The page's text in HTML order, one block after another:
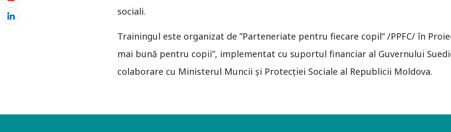
sociali.
Trainingul este organizat de ”Parteneriate pentru fiecare copil” /PPFC/ în
mai bună pentru copii”, implementat cu suportul financiar al Guvernului
colaborare cu Ministerul Muncii și Protecției Sociale al Republicii Moldova.